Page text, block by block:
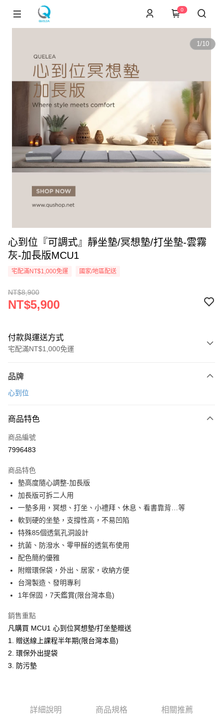
0
1/10
心到位『可調式』靜坐墊/冥想墊/打坐墊-雲霧
灰-加長版MCU1
宅配滿NT$1,000免運 國家/地區配送
NT$8,900
NT$5,900
付款與運送方式
宅配滿NT$1,000免運
信用卡一次付款
3 期 0 利率 每期
合作金庫商業銀行
上海商業儲蓄銀行
臺灣中小企業銀行
匯豐（台灣）商業銀行
聯邦商業銀行
元大商業銀行
永豐商業銀行
玉山商業銀行
星展（台灣）商業銀行
台灣樂天信用卡公司
合作金庫商業銀行
上海商業儲蓄銀行
國泰世華商業銀行
匯豐（台灣）商業銀行
聯邦商業銀行
遠東國際商業銀行
元大商業銀行
永豐商業銀行
玉山商業銀行
台新國際商業銀行
中國信託商業銀行
LINE Pay
Apple Pay
ATM付款
運送方式
台灣-本島宅配-滿$1000免運費
每筆NT$65，滿NT$1,000(含以上)免運費
台灣-離島宅配
每筆NT$300
香港/澳門
美國/加拿大/澳洲/紐西蘭/英國
馬來西亞/新加坡/泰國
品牌
心到位
商品特色
商品編號
7996483
商品特色
墊高度隨心調整-加長版
加長版可拆二人用
一墊多用，冥想、打坐、小禮拜、休息、看書靠背…等
軟到硬的坐墊，支撐性高，不易凹陷
特殊85個透氣孔洞設計
抗菌、防潑水、零甲醛的透氣布使用
配色簡約優雅
附贈環保袋，外出、居家，收納方便
台灣製造、發明專利
1年保固，7天鑑賞(限台灣本島)
銷售重點
凡購買 MCU1 心到位冥想墊/打坐墊贈送
1. 贈送線上課程半年期(限台灣本島)
2. 環保外出提袋
3. 防污墊
詳細說明 商品規格 相關推薦